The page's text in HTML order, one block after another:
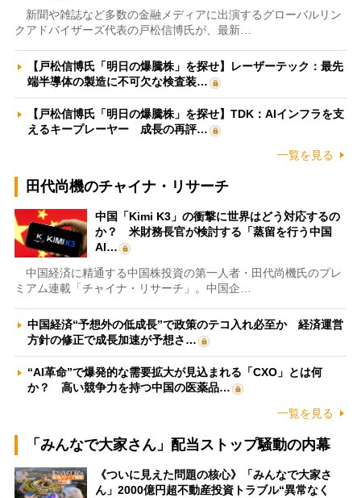
新聞や雑誌など多数の金融メディアに出演するグローバルリン
クアドバイザーズ代表の戸松信博氏が、最新…
【戸松信博氏「明日の爆騰株」を探せ】レーザーテック：最先
端半導体の製造に不可欠な検査装…
【戸松信博氏「明日の爆騰株」を探せ】TDK：AIインフラを支
えるキープレーヤー 成長の再評…
一覧を見る
田代尚機のチャイナ・リサーチ
中国「Kimi K3」の衝撃に世界はどう対応するの
か？ 米財務長官が検討する「蒸留を行う中国
AI…
中国経済に精通する中国株投資の第一人者・田代尚機氏のプレ
ミアム連載「チャイナ・リサーチ」。中国企…
中国経済“予想外の低成長”で政策のテコ入れ必至か 経済運営
方針の修正で成長加速が予想さ…
“AI革命”で爆発的な需要拡大が見込まれる「CXO」とは何
か？ 高い競争力を持つ中国の医薬品…
一覧を見る
「みんなで大家さん」配当ストップ騒動の内幕
《ついに見えた問題の核心》「みんなで大家さ
ん」2000億円超不動産投資トラブル“異常なく